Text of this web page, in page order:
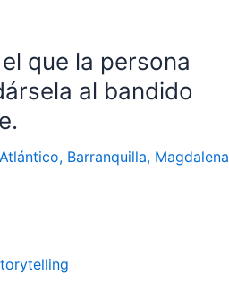
que la persona
al bandido
Atlántico, Barranquilla, Magdalena